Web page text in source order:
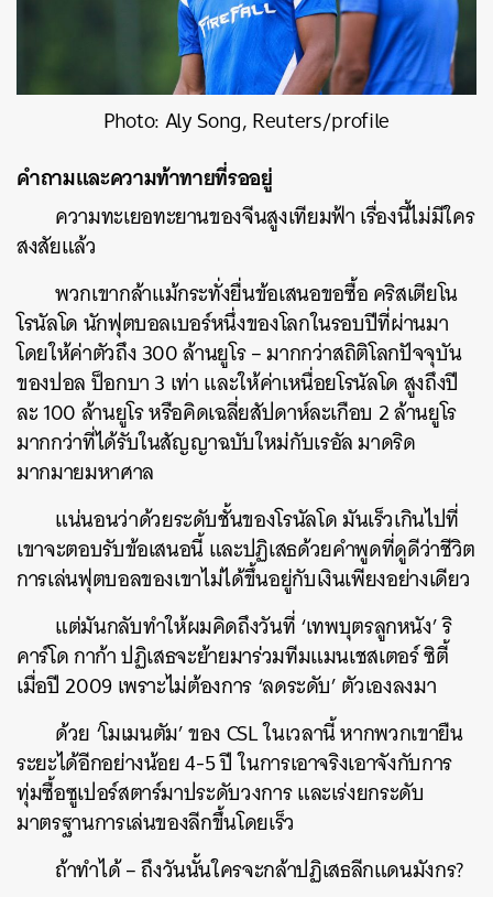
Photo: Aly Song, Reuters/profile
คำถามและความท้าทายที่รออยู่
ความทะเยอทะยานของจีนสูงเทียมฟ้า เรื่องนี้ไม่มีใคร
สงสัยแล้ว
พวกเขากล้าแม้กระทั่งยื่นข้อเสนอขอซื้อ คริสเตียโน
โรนัลโด นักฟุตบอลเบอร์หนึ่งของโลกในรอบปีที่ผ่านมา
โดยให้ค่าตัวถึง 300 ล้านยูโร – มากกว่าสถิติโลกปัจจุบัน
ของปอล ป็อกบา 3 เท่า และให้ค่าเหนื่อยโรนัลโด สูงถึงปี
ละ 100 ล้านยูโร หรือคิดเฉลี่ยสัปดาห์ละเกือบ 2 ล้านยูโร
มากกว่าที่ได้รับในสัญญาฉบับใหม่กับเรอัล มาดริด
มากมายมหาศาล
แน่นอนว่าด้วยระดับชั้นของโรนัลโด มันเร็วเกินไปที่
เขาจะตอบรับข้อเสนอนี้ และปฏิเสธด้วยคำพูดที่ดูดีว่าชีวิต
การเล่นฟุตบอลของเขาไม่ได้ขึ้นอยู่กับเงินเพียงอย่างเดียว
แต่มันกลับทำให้ผมคิดถึงวันที่ ‘เทพบุตรลูกหนัง’ ริ
คาร์โด กาก้า ปฏิเสธจะย้ายมาร่วมทีมแมนเชสเตอร์ ซิตี้
เมื่อปี 2009 เพราะไม่ต้องการ ‘ลดระดับ’ ตัวเองลงมา
ด้วย ‘โมเมนตัม’ ของ CSL ในเวลานี้ หากพวกเขายืน
ระยะได้อีกอย่างน้อย 4-5 ปี ในการเอาจริงเอาจังกับการ
ทุ่มซื้อซูเปอร์สตาร์มาประดับวงการ และเร่งยกระดับ
มาตรฐานการเล่นของลีกขึ้นโดยเร็ว
ถ้าทำได้ – ถึงวันนั้นใครจะกล้าปฏิเสธลีกแดนมังกร?
ค้นหา
SHARE TWEET LINE EMAIL